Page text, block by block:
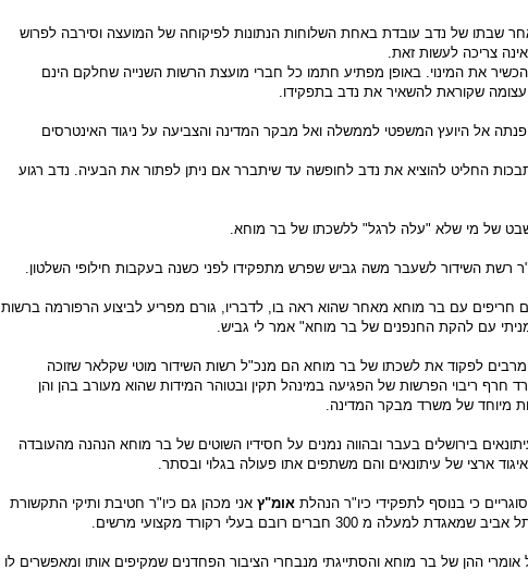
מאחר שבתו של נדב עובדת באחת השלוחות הנתונות לפיקוחה של המועצה וסירבה לפרוש
צריכה לעשות זאת.
את המינוי. באופן מפתיע חתמו כל חברי מועצת הרשות השנייה שחלקם הינם
שקוראת להשאיר את נדב בתפקידו.
אל היועץ המשפטי לממשלה ואל מבקר המדינה והצביעה על ניגוד האינטרסים
החליט להוציא את נדב לחופשה עד שיתברר אם ניתן לפתור את הבעיה. נדב רגוע
של מי שלא "עלה לרגל" ללשכתו של בר מוחא.
רשת השידור לשעבר משה גביש שפרש מתפקידו לפני כשנה בעקבות חילופי השלטון.
חריפים עם בר מוחא מאחר שהוא ראה בו, לדבריו, גורם מפריע לביצוע הרפורמה ברשות
עם להקת החנפנים של בר מוחא" אמר לי גביש.
לפקוד את לשכתו של בר מוחא הם מנכ"ל רשות השידור מוטי שקלאר שזוכה
חרף ריבוי הפרשות של הפגיעה במינהל תקין ובטוהר המידות שהוא מעורב בהן והן
מיוחד של משרד מבקר המדינה.
בירושלים בעבר ובהווה נמנים על חסידיו השוטים של בר מוחא הנהנה מהעובדה
ארצי של עיתונאים והם משתפים אתו פעולה בגלוי ובסתר.
כי בנוסף לתפקידי כיו"ר הנהלת אומ"ץ אני מכהן גם כיו"ר חטיבת ותיקי התקשורת
מ 300 חברים רובם בעלי רקורד מקצועי מרשים.
ההן של בר מוחא והסתייגתי מנבחרי הציבור הפחדנים שמקיפים אותו ומאפשרים לו